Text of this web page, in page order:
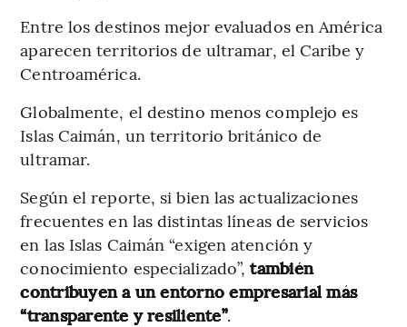
Entre los destinos mejor evaluados en América
aparecen territorios de ultramar, el Caribe y
Centroamérica.
Globalmente, el destino menos complejo es
Islas Caimán, un territorio británico de
ultramar.
Según el reporte, si bien las actualizaciones
frecuentes en las distintas líneas de servicios
en las Islas Caimán “exigen atención y
conocimiento especializado”, también
contribuyen a un entorno empresarial más
“transparente y resiliente”.